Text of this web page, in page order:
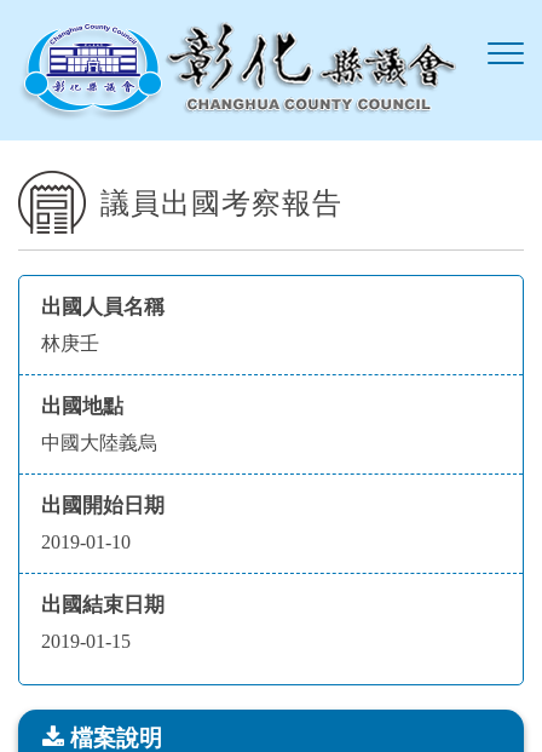
議員出國考察報告
出國人員名稱
林庚壬
出國地點
中國大陸義烏
出國開始日期
2019-01-10
出國結束日期
2019-01-15
檔案說明